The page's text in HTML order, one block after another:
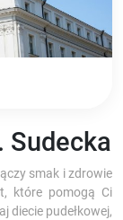
Sudecka
smak i zdrowie
które pomogą Ci
diecie pudełkowej,